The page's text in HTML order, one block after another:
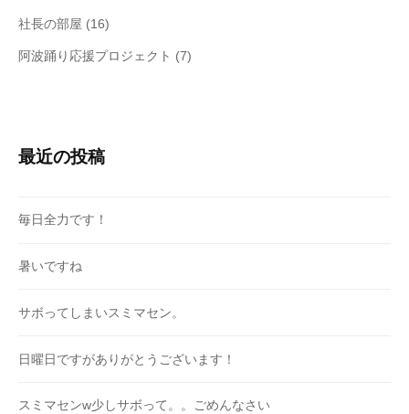
社長の部屋 (16)
阿波踊り応援プロジェクト (7)
最近の投稿
毎日全力です！
暑いですね
サボってしまいスミマセン。
日曜日ですがありがとうございます！
スミマセンw少しサボって。。ごめんなさい